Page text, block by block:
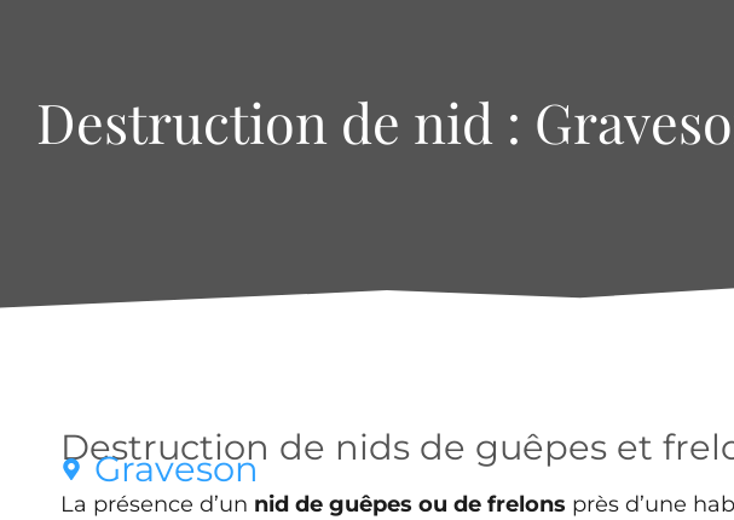
Destruction de nid :
Destruction de nids de guêpes et
Graveson
La présence d’un nid de guêpes ou de frelons près d’une